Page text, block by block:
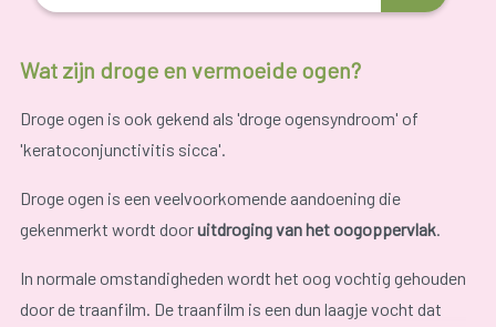
Wat zijn droge en vermoeide ogen?
Droge ogen is ook gekend als 'droge ogensyndroom' of
'keratoconjunctivitis sicca'.
Droge ogen is een veelvoorkomende aandoening die
gekenmerkt wordt dooruitdroging van het oogoppervlak.
In normale omstandigheden wordt het oog vochtig gehouden
door de traanfilm. De traanfilm is een dun laagje vocht dat